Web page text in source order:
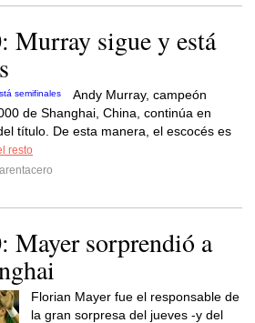
Murray sigue y está
Andy Murray, campeón
de Shanghai, China, continúa en
título. De esta manera, el escocés es
resto
Mayer sorprendió a
Florian Mayer fue el responsable de
la gran sorpresa del jueves -y del